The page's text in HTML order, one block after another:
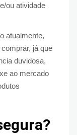
ou atividade
atualmente,
já que
duvidosa,
ao mercado